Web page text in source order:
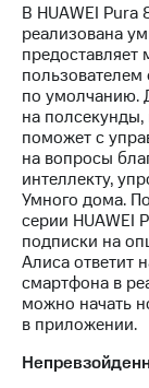
В HUAWEI Pura
реализована
по умолчанию.
на
поможет с
на вопросы
интеллекту,
Умного дома.
серии HUAWEI
подписки на
Алиса ответит
смартфона в
можно начать
в приложении.